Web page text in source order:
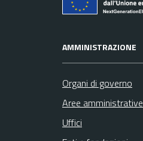
AMMINISTRAZIONE
Organi di governo
Aree amministrative
Uffici